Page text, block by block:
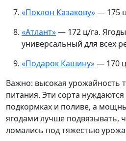
«Поклон Казакову»— 175
«Атлант»— 172 ц/га. Ягоды
универсальный для всех
«Подарок Кашину»— 170
Важно: высокая урожайность
питания. Эти сорта
подкормках и поливе, а
ягодами лучше подвязывать,
ломались под тяжестью